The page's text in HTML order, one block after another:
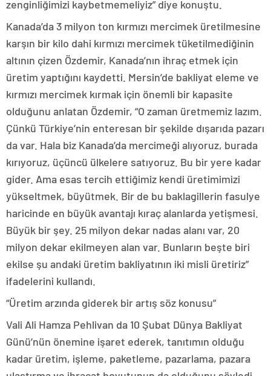
zenginliğimizi kaybetmemeliyiz” diye konuştu.
Kanada’da 3 milyon ton kırmızı mercimek üretilmesine
karşın bir kilo dahi kırmızı mercimek tüketilmediğinin
altının çizen Özdemir, Kanada’nın ihraç etmek için
üretim yaptığını kaydetti. Mersin’de bakliyat eleme ve
kırmızı mercimek kırmak için önemli bir kapasite
olduğunu anlatan Özdemir, “O zaman üretmemiz lazım.
Çünkü Türkiye’nin enteresan bir şekilde dışarıda pazarı
da var. Hala biz Kanada’da mercimeği alıyoruz, burada
kırıyoruz, üçüncü ülkelere satıyoruz. Bu bir yere kadar
gider. Ama esas tercih ettiğimiz kendi üretimimizi
yükseltmek, büyütmek. Bir de bu baklagillerin fasulye
haricinde en büyük avantajı kıraç alanlarda yetişmesi.
Büyük bir şey. 25 milyon dekar nadas alanı var, 20
milyon dekar ekilmeyen alan var. Bunların beşte biri
ekilse şu andaki üretim bakliyatının iki misli üretiriz”
ifadelerini kullandı.
“Üretim arzında giderek bir artış söz konusu”
Vali Ali Hamza Pehlivan da 10 Şubat Dünya Bakliyat
Günü’nün önemine işaret ederek, tanıtımın olduğu
kadar üretim, işleme, paketleme, pazarlama, pazara